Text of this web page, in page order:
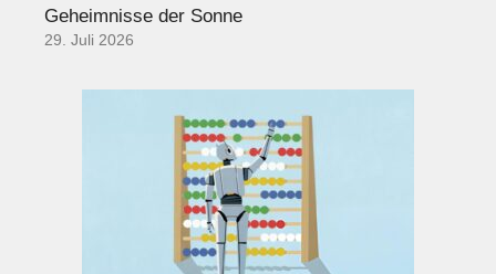
Geheimnisse der Sonne
29. Juli 2026